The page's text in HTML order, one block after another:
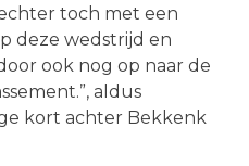
toch met een
deze wedstrijd en
ook nog op naar de
aldus
kort achter Bekkenk